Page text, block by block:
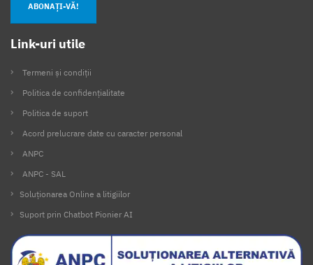
ABONAȚI-VĂ!
Link-uri utile
Termeni și condiții
Politica de confidențialitate
Politica de suport
Acord prelucrare date cu caracter personal
ANPC
ANPC - SAL
Soluționarea Online a litigiilor
Suport prin Chatbot Pionier AI